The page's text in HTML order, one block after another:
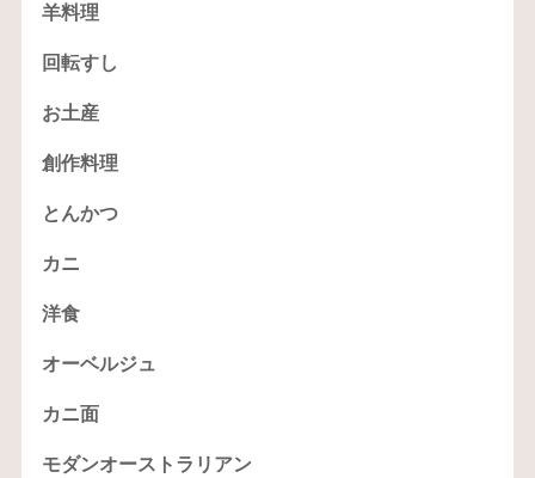
羊料理
回転すし
お土産
創作料理
とんかつ
カニ
洋食
オーベルジュ
カニ面
モダンオーストラリアン